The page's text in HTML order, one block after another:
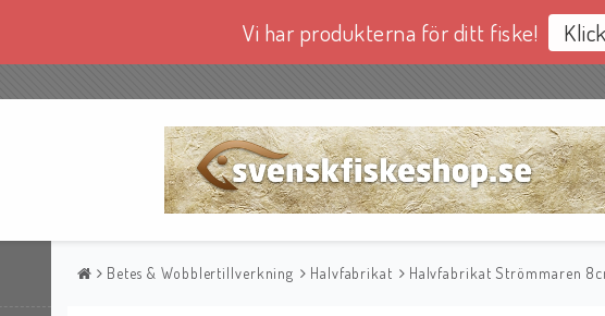
Vi har produkterna för ditt fiske!
Betes & Wobblertillverkning Halvfabrikat Halvfabrikat Strömmaren